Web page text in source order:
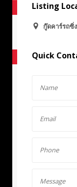
Listing
กู๊ดคาร์รถซิ่
Quick